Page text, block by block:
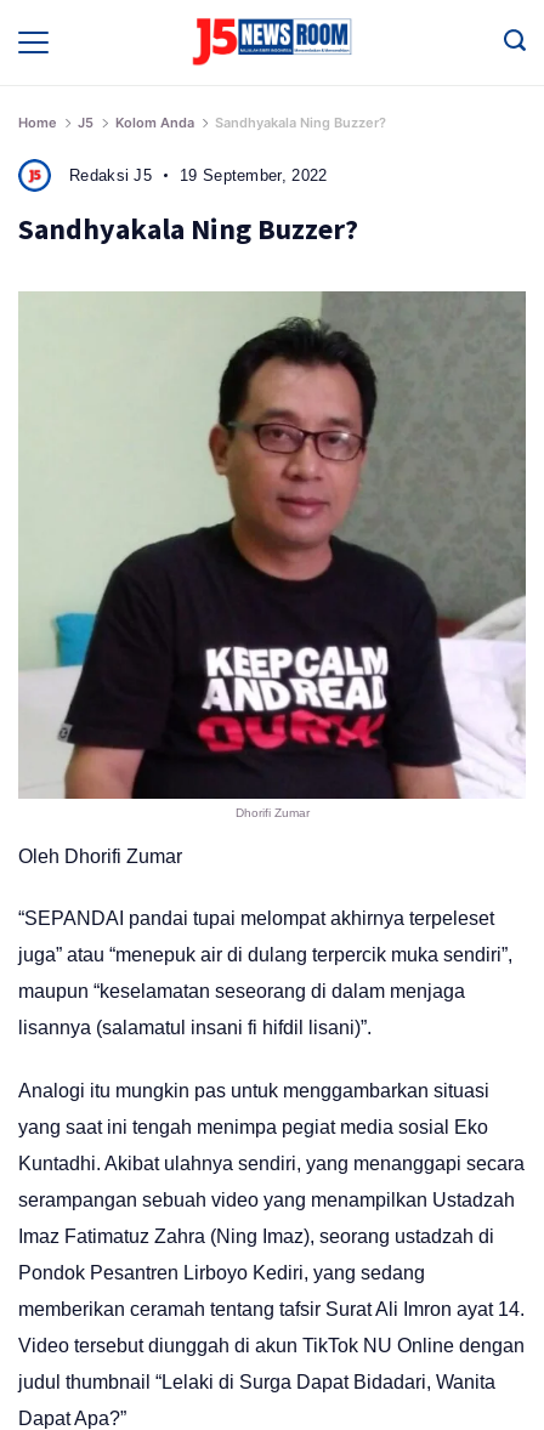
Home J5 Kolom Anda Sandhyakala Ning Buzzer?
Redaksi J5 19 September, 2022
Sandhyakala Ning Buzzer?
Dhorifi Zumar
Oleh Dhorifi Zumar
“SEPANDAI pandai tupai melompat akhirnya terpeleset
juga” atau “menepuk air di dulang terpercik muka sendiri”,
maupun “keselamatan seseorang di dalam menjaga
lisannya (salamatul insani fi hifdil lisani)”.
Analogi itu mungkin pas untuk menggambarkan situasi
yang saat ini tengah menimpa pegiat media sosial Eko
Kuntadhi. Akibat ulahnya sendiri, yang menanggapi secara
serampangan sebuah video yang menampilkan Ustadzah
Imaz Fatimatuz Zahra (Ning Imaz), seorang ustadzah di
Pondok Pesantren Lirboyo Kediri, yang sedang
memberikan ceramah tentang tafsir Surat Ali Imron ayat 14.
Video tersebut diunggah di akun TikTok NU Online dengan
judul thumbnail “Lelaki di Surga Dapat Bidadari, Wanita
Dapat Apa?”